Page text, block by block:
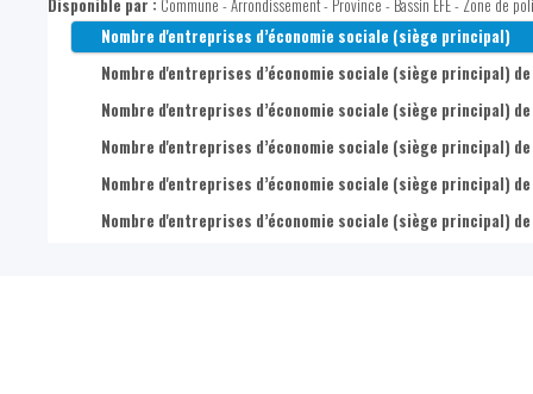
Part de postes dans les finances et assurances parmi
Part de postes dans l'immobilier parmi l'ensemble des
Part de postes dans les services spécialisés et
Part de postes dans l'administration, défense,
Part de postes dans les autres services parmi l'ensemble
Part de l'agriculture et pêche parmi les indépendant-e-s
Part de l'industrie et artisanat parmi les indépendant-e-s
Part de commerce et services parmi les indépendant-e-s
Part de professions libérales (sans les aidant-e-s) parmi les
Part de l'agriculture et pêche (sans les aidant-e-s) parmi
Part de l'industrie et artisanat (sans les aidant-e-s) parmi
Disponible par : Commune - Arrondissement - Province - Bassin EFE - Zone de
Nombre d'entreprises d’économie sociale (siège principal)
Nombre d'entreprises d’économie sociale (siège principal)
Nombre d'entreprises d’économie sociale (siège principal)
Nombre d'entreprises d’économie sociale (siège principal)
Nombre d'entreprises d’économie sociale (siège principal)
Nombre d'entreprises d’économie sociale (siège principal)